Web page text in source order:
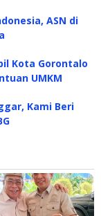
ASN di
Kota Gorontalo
UMKM
Kami Beri